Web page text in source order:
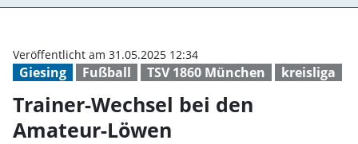
Giesing Fußball TSV 1860 München kreisliga
Veröffentlicht am 31.05.2025 12:34
Trainer-Wechsel bei den
Amateur-Löwen